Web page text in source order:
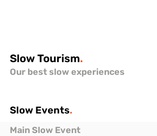
SlowTourism.
Our best slow experiences
Slow Events.
Main Slow Event